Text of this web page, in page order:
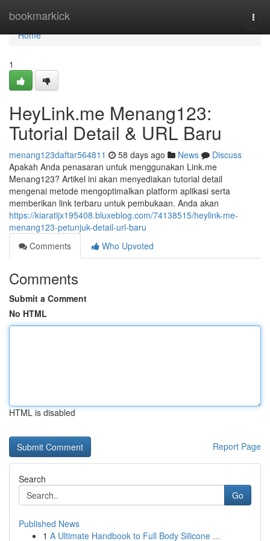
bookmarkick
Home
Home
1
HeyLink.me Menang123:
Tutorial Detail & URL Baru
menang123daftar564811 58 days ago News
Discuss
Apakah Anda penasaran untuk menggunakan Link.me
Menang123? Artikel ini akan menyediakan tutorial detail
mengenai metode mengoptimalkan platform aplikasi serta
memberikan link terbaru untuk pembukaan. Anda akan
https://kiaratijx195408.bluxeblog.com/74138515/heylink-me-
menang123-petunjuk-detail-url-baru
Comments
Who Upvoted
Comments
Submit a Comment
No HTML
HTML is disabled
Report Page
Search
Go
Published News
1 A Ultimate Handbook to Full Body Silicone ...